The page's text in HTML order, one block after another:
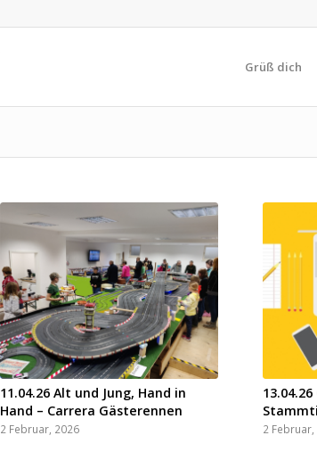
Grüß dich
11.04.26 Alt und Jung, Hand in
Hand – Carrera Gästerennen
2 Februar, 2026 2 Februar,